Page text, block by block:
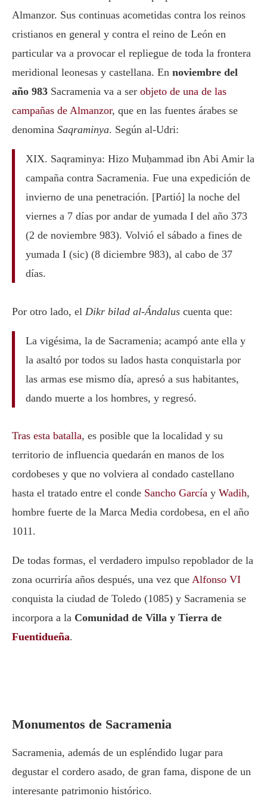
Almanzor. Sus continuas acometidas contra los reinos
cristianos en general y contra el reino de León en
particular va a provocar el repliegue de toda la frontera
meridional leonesas y castellana. En noviembre del
año 983 Sacramenia va a ser objeto de una de las
campañas de Almanzor, que en las fuentes árabes se
denomina Saqraminya. Según al-Udri:
XIX. Saqraminya: Hizo Muḥammad ibn Abi Amir la
campaña contra Sacramenia. Fue una expedición de
invierno de una penetración. [Partió] la noche del
viernes a 7 días por andar de yumada I del año 373
(2 de noviembre 983). Volvió el sábado a fines de
yumada I (sic) (8 diciembre 983), al cabo de 37
días.
Por otro lado, el Dikr bilad al-Ándalus cuenta que:
La vigésima, la de Sacramenia; acampó ante ella y
la asaltó por todos su lados hasta conquistarla por
las armas ese mismo día, apresó a sus habitantes,
dando muerte a los hombres, y regresó.
Tras esta batalla, es posible que la localidad y su
territorio de influencia quedarán en manos de los
cordobeses y que no volviera al condado castellano
hasta el tratado entre el conde Sancho García y Wadih,
hombre fuerte de la Marca Media cordobesa, en el año
1011.
De todas formas, el verdadero impulso repoblador de la
zona ocurriría años después, una vez que Alfonso VI
conquista la ciudad de Toledo (1085) y Sacramenia se
incorpora a la Comunidad de Villa y Tierra de
Fuentidueña.
Monumentos de Sacramenia
Sacramenia, además de un espléndido lugar para
degustar el cordero asado, de gran fama, dispone de un
interesante patrimonio histórico.